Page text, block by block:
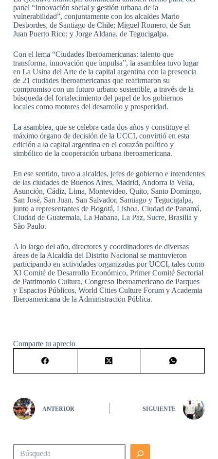
panel “Innovación social y gestión urbana de la
vulnerabilidad”, conjuntamente con los alcaldes Mario
Desbordes, de Santiago de Chile; Miguel Romero, de San
Juan Puerto Rico; y Jorge Aldana, de Tegucigalpa.
Con el lema “Ciudades Iberoamericanas: talento que
transforma, innovación que impulsa”, la asamblea tuvo lugar
en La Usina del Arte de la capital argentina con la presencia
de 21 ciudades iberoamericanas que reafirmaron su
compromiso con un futuro urbano sostenible, a través de la
búsqueda del fortalecimiento del papel de los gobiernos
locales como motores del desarrollo y prosperidad.
La asamblea, que se celebra cada dos años y constituye el
máximo órgano de decisión de la UCCI, convirtió en esta
edición a la capital argentina en el corazón político y
simbólico de la cooperación urbana iberoamericana.
En ese sentido, tuvo a alcaldes, jefes de gobierno e intendentes
de las ciudades de Buenos Aires, Madrid, Andorra la Vella,
Asunción, Cádiz, Lima, Montevideo, Quito, Santo Domingo,
San José, San Juan, San Salvador, Santiago y Tegucigalpa,
junto a representantes de Bogotá, Lisboa, Ciudad de Panamá,
Ciudad de Guatemala, La Habana, La Paz, Sucre, Brasilia y
São Paulo.
A lo largo del año, directores y coordinadores de diversas
áreas de la Alcaldía del Distrito Nacional se mantuvieron
participando en actividades organizadas por UCCI, tales como
XI Comité de Desarrollo Económico, Primer Comité Sectorial
de Patrimonio Cultura, Congreso Iberoamericano de Parques
y Espacios Públicos, World Cities Culture Forum y Academia
Iberoamericana de la Administración Pública.
Comparte tu aprecio
ANTERIOR SIGUIENTE
Buscar